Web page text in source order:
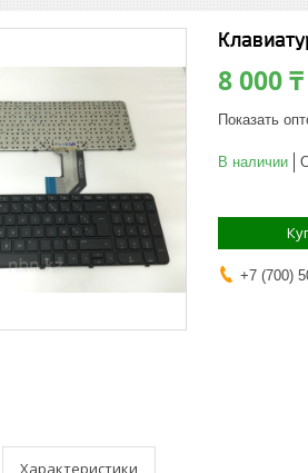
8 000 ₸
Показать
В наличии
+7 (700)
Характеристики